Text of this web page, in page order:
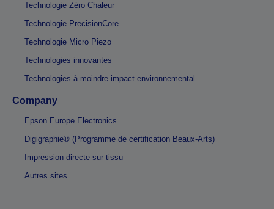
Technologie Zéro Chaleur
Technologie PrecisionCore
Technologie Micro Piezo
Technologies innovantes
Technologies à moindre impact environnemental
Company
Epson Europe Electronics
Digigraphie® (Programme de certification Beaux-Arts)
Impression directe sur tissu
Autres sites